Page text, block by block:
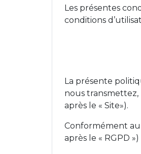
Les présentes
conditions
La présente
nous transmettez,
après le « Site»).
Conformément au
après le « RGPD